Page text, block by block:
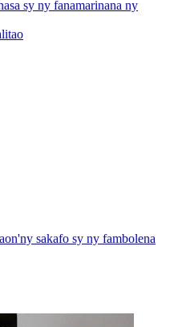
sy ny fanamarinana ny
sakafo sy ny fambolena